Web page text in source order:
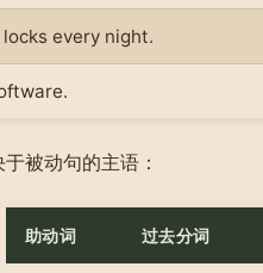
every night.
被动句的主语：
助动词 过去分词